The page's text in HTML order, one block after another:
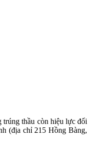
trúng thầu còn hiệu lực đối
(địa chỉ 215 Hồng Bàng,